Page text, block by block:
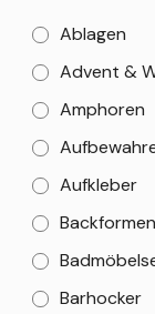
Ablagen
Advent &
Amphoren
Aufkleber
Backformen
Barhocker